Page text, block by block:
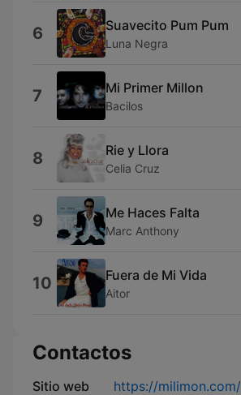
6 Suavecito Pum Pum
Luna Negra
7 Mi Primer Millon
Bacilos
8 Rie y Llora
Celia Cruz
9 Me Haces Falta
Marc Anthony
10 Fuera de Mi Vida
Aitor
Contactos
Sitio web
https://milimon.com/